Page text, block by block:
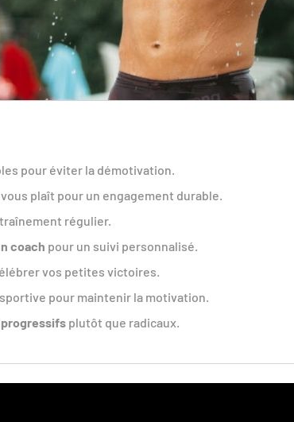
pour éviter la démotivation.
plaît pour un engagement durable.
régulier.
coach pour un suivi personnalisé.
vos petites victoires.
sportive pour maintenir la motivation.
progressifs plutôt que radicaux.